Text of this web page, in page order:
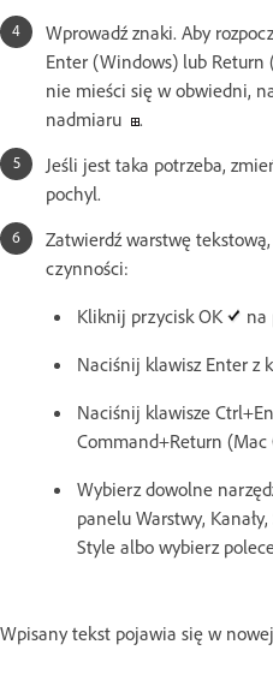
Wprowadź znaki. Aby
Enter (Windows) lub Return
nie mieści się w obwiedni,
nadmiaru
.
Jeśli jest taka potrzeba,
pochyl.
Zatwierdź warstwę
czynności:
Kliknij przycisk OK
na
Naciśnij klawisz Enter z
Naciśnij klawisze
Command+Return (Mac
Wybierz dowolne
panelu Warstwy,
Style albo wybierz
Wpisany tekst pojawia się w